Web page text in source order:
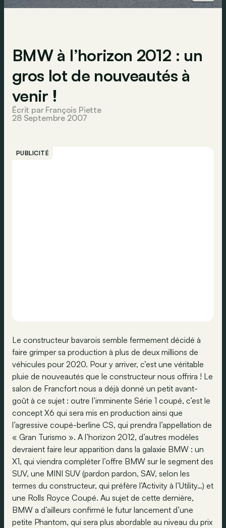
BMW à l’horizon 2012 : un
gros lot de nouveautés à
venir !
Écrit par François Piette
28 Septembre 2007
PUBLICITÉ
Le constructeur bavarois semble fermement décidé à
faire grimper sa production à plus de deux millions de
véhicules pour 2020. Pour y arriver, c’est une véritable
pluie de nouveautés que le constructeur nous offrira ! Le
salon de Francfort nous a déjà donné un petit avant-
goût à ce sujet : outre l’imminente Série 1 coupé, c’est le
concept X6 qui sera mis en production ainsi que
l’agressive coupé-berline CS, qui prendra l’appellation de
« Gran Turismo ». A l’horizon 2012, d’autres modèles
devraient faire leur apparition dans la galaxie BMW : un
X1, qui viendra compléter l’offre BMW sur le segment des
SUV, une MINI SUV (pardon pardon, SAV, selon les
termes du constructeur, qui préfère l’Activity à l’Utility…) et
une Rolls Royce Coupé. Au sujet de cette dernière,
BMW a d’ailleurs confirmé le futur lancement d’une
petite Phantom, qui sera plus abordable au niveau du prix